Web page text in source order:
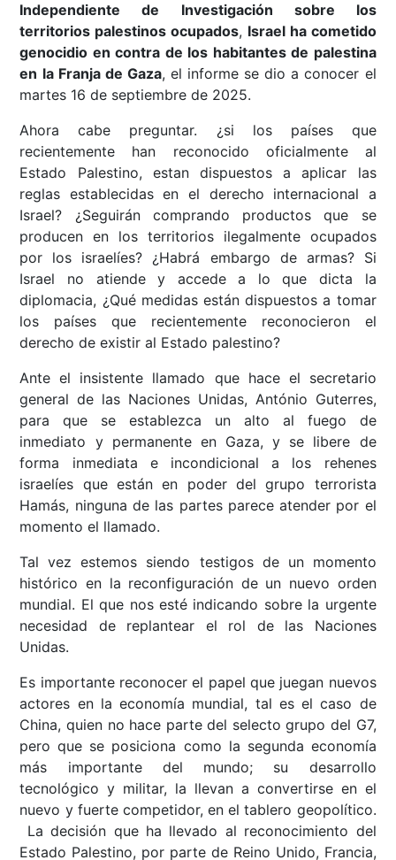
Independiente de Investigación sobre los
territorios palestinos ocupados, Israel ha cometido
genocidio en contra de los habitantes de palestina
en la Franja de Gaza, el informe se dio a conocer el
martes 16 de septiembre de 2025.
Ahora cabe preguntar. ¿si los países que
recientemente han reconocido oficialmente al
Estado Palestino, estan dispuestos a aplicar las
reglas establecidas en el derecho internacional a
Israel? ¿Seguirán comprando productos que se
producen en los territorios ilegalmente ocupados
por los israelíes? ¿Habrá embargo de armas? Si
Israel no atiende y accede a lo que dicta la
diplomacia, ¿Qué medidas están dispuestos a tomar
los países que recientemente reconocieron el
derecho de existir al Estado palestino?
Ante el insistente llamado que hace el secretario
general de las Naciones Unidas, António Guterres,
para que se establezca un alto al fuego de
inmediato y permanente en Gaza, y se libere de
forma inmediata e incondicional a los rehenes
israelíes que están en poder del grupo terrorista
Hamás, ninguna de las partes parece atender por el
momento el llamado.
Tal vez estemos siendo testigos de un momento
histórico en la reconfiguración de un nuevo orden
mundial. El que nos esté indicando sobre la urgente
necesidad de replantear el rol de las Naciones
Unidas.
Es importante reconocer el papel que juegan nuevos
actores en la economía mundial, tal es el caso de
China, quien no hace parte del selecto grupo del G7,
pero que se posiciona como la segunda economía
más importante del mundo; su desarrollo
tecnológico y militar, la llevan a convertirse en el
nuevo y fuerte competidor, en el tablero geopolítico.
La decisión que ha llevado al reconocimiento del
Estado Palestino, por parte de Reino Unido, Francia,